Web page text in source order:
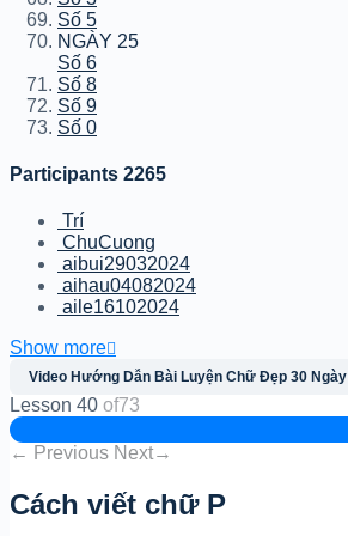
Số 5
NGÀY 25
Số 6
Số 8
Số 9
Số 0
Participants 2265
Trí
ChuCuong
aibui29032024
aihau04082024
aile16102024
Show more
Video Hướng Dẫn Bài Luyện Chữ Đẹp 30 Ngày
Lesson 40 of73
← Previous Next→
Cách viết chữ P